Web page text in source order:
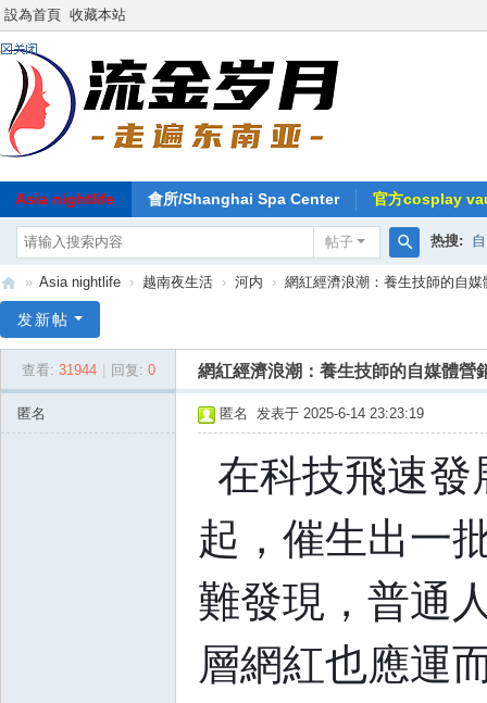
設為首頁 收藏本站
Asia nightlife 會所/Shanghai Spa Center 官方cosplay
帖子
搜
热搜:
南
» Asia nightlife › 越南夜生活 › 河内 › 網紅經濟浪潮：養生技師的自
发新帖
查看: 31944 回复: 0 網紅經濟浪潮：養生技師的自媒體營
匿名 匿名 发表于 2025-6-14 23:23:19
在科技飛速發
起，催生出一
難發現，普通
層網紅也應運